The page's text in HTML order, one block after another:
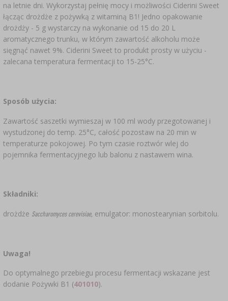
na letnie dni. Wykorzystaj pełnię mocy i możliwości Ciderini Sweet
łącząc drożdże z pożywką z witaminą B1! Jedno opakowanie
drożdży - 5 g wystarczy na wykonanie od 15 do 20 L
aromatycznego trunku, w którym zawartość alkoholu może
sięgnąć nawet 9%. Ciderini Sweet to produkt prosty w użyciu -
zalecana temperatura fermentacji to 15-25°C.
Sposób użycia:
Zawartość saszetki wymieszaj w 100 ml wody przegotowanej i
wystudzonej do temp. 25°C, całość pozostaw na 20 min w
temperaturze pokojowej. Po tym czasie roztwór wlej do
pojemnika fermentacyjnego lub balonu z nastawem wina.
Składniki:
drożdże Saccharomyces cerevisiae, emulgator: monostearynian sorbitolu.
Uwaga!
Do optymalnego przebiegu procesu fermentacji wskazane jest
dodanie Pożywki B1 (401010).